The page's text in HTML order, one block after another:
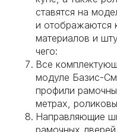
ставятся на
и отображаются
материалов и
чего:
Все
модуле Базис-
профили
метрах,
Направляющие
рамочных